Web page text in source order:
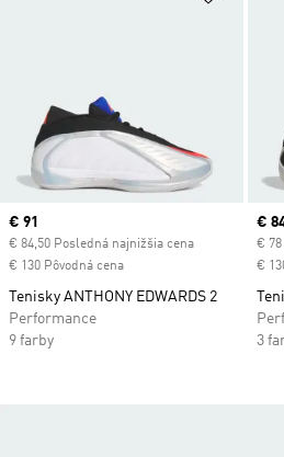
Current price
€ 91
€ 84,50 Posledná najnižšia cena
€ 130 Pôvodná cena
Tenisky ANTHONY EDWARDS 2
Performance
9 farby
€
€
€
3